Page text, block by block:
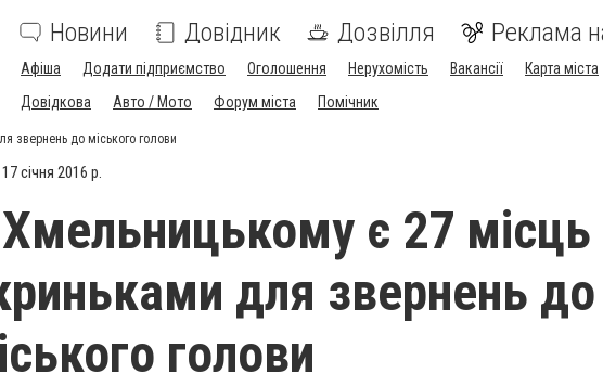
Новини Довідник Дозвілля Реклама
Афіша Додати підприємство Оголошення Нерухомість Вакансії Карта міста
Довідкова
Авто / Мото Форум міста Помічник
звернень до міського голови
січня 2016 р.
є 27 місць
для звернень до
голови